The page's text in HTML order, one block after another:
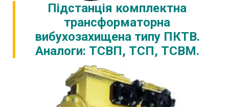
Підстанція комплектна
трансформаторна
вибухозахищена типу ПКТВ.
Аналоги: ТСВП, ТСП, ТСВМ.